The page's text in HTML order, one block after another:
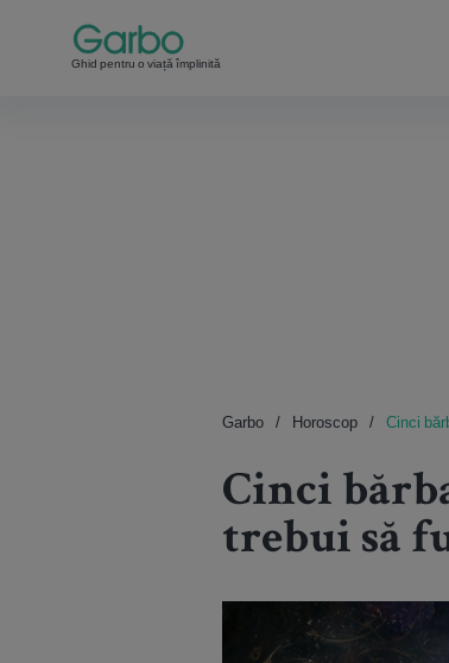
Ghid pentru o viață împlinită
Garbo Horoscop Cinci
Cinci
trebui să